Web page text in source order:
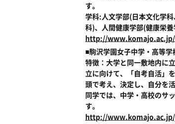
す。
学科:人文学部(日本文化学
科)、人間健康学部(健康栄
http://
■駒沢学園女子中学・高等
特徴：大学と同一敷地内に
立に向けて、「自考自活」
頭で考え、決定し、自分を
同学では、中学・高校のサ
す。
http://